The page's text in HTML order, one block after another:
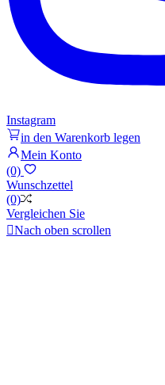
Instagram
in den Warenkorb legen
Mein Konto
(0)
Wunschzettel
(0)
Vergleichen Sie
Nach oben scrollen